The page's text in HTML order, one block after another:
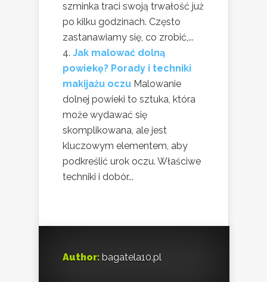
szminka traci swoją trwałość już
po kilku godzinach. Często
zastanawiamy się, co zrobić,...
Jak malować dolną
powiekę? Porady i techniki
makijażu oczu Malowanie
dolnej powieki to sztuka, która
może wydawać się
skomplikowana, ale jest
kluczowym elementem, aby
podkreślić urok oczu. Właściwe
techniki i dobór...
Author: bagatela10.pl